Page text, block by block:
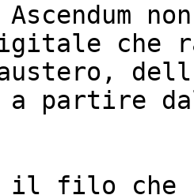
che
a partire
è il filo che